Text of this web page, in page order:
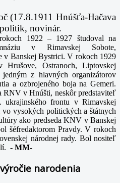
(17.8.1911 Hnúšťa-Hačava
novinár.
1922 – 1927 študoval na
v Rimavskej Sobote,
v Banskej Bystrici. V rokoch 1929
Ostranoch, Liptovskej
z hlavných organizátorov
a ozbrojeného boja na Gemeri.
RNV v Hnúšti, neskôr predstaviteľ
ukrajinského frontu v Rimavskej
vo vysokých politických a štátnych
ako predseda KNV v Banskej
šéfredaktorom Pravdy. V rokoch
národnej rady. Bol nositeľ
- MM-
narodenia